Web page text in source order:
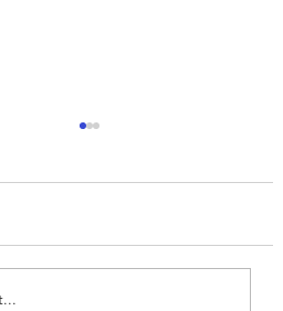
pinsebevegelsens
klare, alle offentlige
avlyses frem til 26.Mars. Det blir